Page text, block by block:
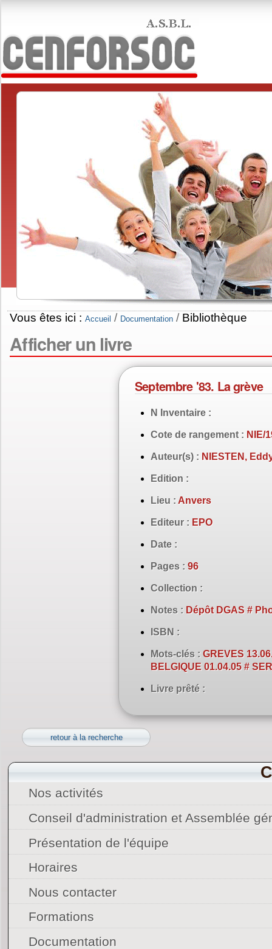
Vous êtes ici : Accueil / Documentation / Bibliothèque
Afficher un livre
Septembre '83. La grève
N Inventaire :
Cote de rangement : NIE/
Auteur(s) : NIESTEN,
Edition :
Lieu : Anvers
Editeur : EPO
Date :
Pages : 96
Collection :
Notes : Dépôt DGAS #
ISBN :
Mots-clés : GREVES
BELGIQUE 01.04.05 #
Livre prêté :
retour à la recherche
Nos activités
Conseil d'administration et Assemblée
Présentation de l'équipe
Horaires
Nous contacter
Formations
Documentation